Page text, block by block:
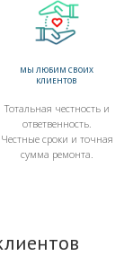
МЫ ЛЮБИМ СВОИХ
КЛИЕНТОВ
Тотальная честность и
ответвенность.
Честные сроки и точная
сумма ремонта.